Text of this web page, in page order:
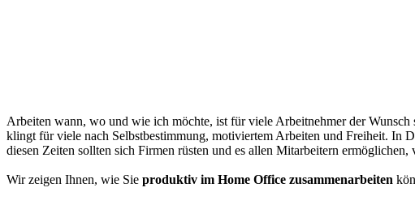
Arbeiten wann, wo und wie ich möchte, ist für viele Arbeitnehmer der
klingt für viele nach Selbstbestimmung, motiviertem Arbeiten und Freiheit. In
diesen Zeiten sollten sich Firmen rüsten und es allen Mitarbeitern ermöglichen,
Wir zeigen Ihnen, wie Sie produktiv im Home Office zusammenarbeiten